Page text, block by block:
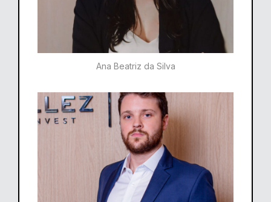
Ana Beatriz da Silva